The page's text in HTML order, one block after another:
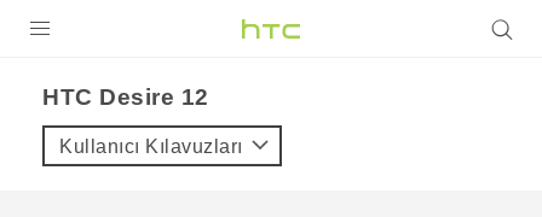
VIVE
HTC Desire 12‎
Kullanıcı Kılavuzları